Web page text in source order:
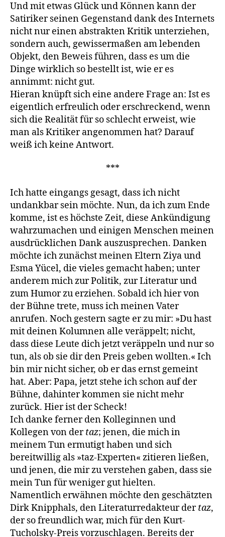
Und mit etwas Glück und Können kann der
Satiriker seinen Gegenstand dank des Internets
nicht nur einen abs­trakten Kritik unterziehen,
sondern auch, gewissermaßen am lebenden
Objekt, den Beweis führen, dass es um die
Dinge wirklich so bestellt ist, wie er es
annimmt: nicht gut.
Hieran knüpft sich eine andere Frage an: Ist es
eigentlich erfreu­lich oder erschreckend, wenn
sich die Realität für so schlecht erweist, wie
man als Kritiker angenommen hat? Darauf
weiß ich keine Ant­wort.
***
Ich hatte eingangs gesagt, dass ich nicht
undankbar sein möchte. Nun, da ich zum Ende
komme, ist es höchste Zeit, diese Ankündigung
wahrzumachen und einigen Menschen meinen
ausdrücklichen Dank auszusprechen. Danken
möchte ich zunächst meinen Eltern Ziya und
Esma Yücel, die vieles gemacht haben; unter
anderem mich zur Poli­tik, zur Literatur und
zum Humor zu erziehen. Sobald ich hier von
der Bühne trete, muss ich meinen Vater
anrufen. Noch gestern sagte er zu mir: »Du hast
mit deinen Kolumnen alle veräppelt; nicht,
dass diese Leute dich jetzt veräppeln und nur so
tun, als ob sie dir den Preis ge­ben wollten.« Ich
bin mir nicht sicher, ob er das ernst gemeint
hat. Aber: Papa, jetzt stehe ich schon auf der
Bühne, dahinter kommen sie nicht mehr
zurück. Hier ist der Scheck!
Ich danke ferner den Kolleginnen und
Kollegen von dertaz; je­nen, die mich in
meinem Tun ermutigt haben und sich
bereitwillig als »taz-Experten« zitieren ließen,
und jenen, die mir zu verstehen gaben, dass sie
mein Tun für weniger gut hielten.
Namentlich erwähnen möchte den geschätzten
Dirk Knipphals, den Literaturredakteur dertaz,
der so freundlich war, mich für den Kurt-
Tucholsky-Preis vorzuschlagen. Bereits der